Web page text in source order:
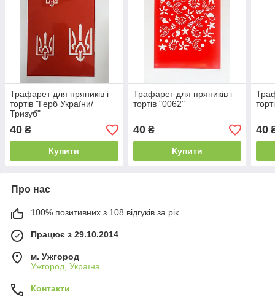
Трафарет для пряників і
тортів "Герб України/
Тризуб"
40 ₴
Купити
Трафарет для пряників і
тортів "0062"
40₴
Купити
40
Про нас
100% позитивних з 108 відгуків за рік
Працює з 29.10.2014
м. Ужгород
Ужгород, Україна
Контакти